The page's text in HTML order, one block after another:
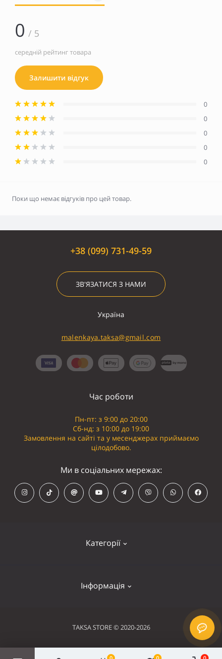
0 / 5
середній рейтинг товара
Залишити відгук
0
0
0
0
0
Поки що немає відгуків про цей товар.
+38 (099) 731-49-59
ЗВ'ЯЗАТИСЯ З НАМИ
Україна
malenkaya.taksa@gmail.com
Категорії
Інформація
Час роботи
Пн-пт: з 9:00 до 20:00
Сб-нд: з 10:00 до 19:00
Замовлення на сайті та у месенджерах приймаємо
цілодобово.
Ми в соціальних мережах:
TAKSA STORE © 2020-2026